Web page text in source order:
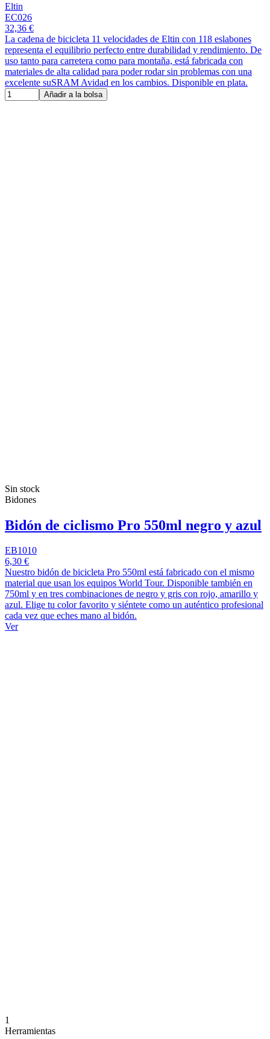
Eltin
EC026
32,36 €
La cadena de bicicleta 11 velocidades de Eltin con 118 eslabones
representa el equilibrio perfecto entre durabilidad y rendimiento. De
uso tanto para carretera como para montaña, está fabricada con
materiales de alta calidad para poder rodar sin problemas con una
excelente suSRAM Avidad en los cambios. Disponible en plata.
Añadir a la bolsa
Sin stock
Bidones
Bidón de ciclismo Pro 550ml negro y azul
EB1010
6,30 €
Nuestro bidón de bicicleta Pro 550ml está fabricado con el mismo
material que usan los equipos World Tour. Disponible también en
750ml y en tres combinaciones de negro y gris con rojo, amarillo y
azul. Elige tu color favorito y siéntete como un auténtico profesional
cada vez que eches mano al bidón.
Ver
1
Herramientas